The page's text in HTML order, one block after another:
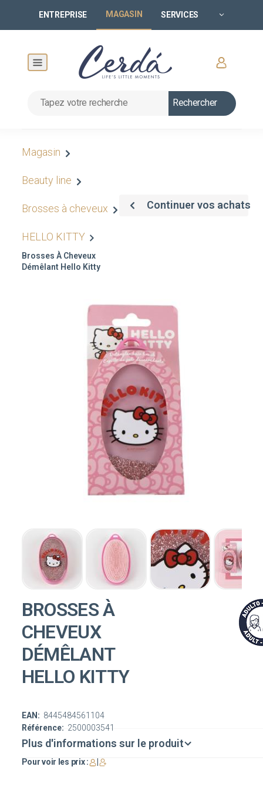
ENTREPRISE MAGASIN SERVICES
Rechercher
Magasin
Beauty line
Brosses à cheveux
HELLO KITTY
Brosses À Cheveux
Démêlant Hello Kitty
Continuer vos achats
BROSSES À
CHEVEUX
DÉMÊLANT
HELLO KITTY
Référence: 2500003541
EAN: 8445484561104
Plus d'informations sur le produit
Pour voir les prix :